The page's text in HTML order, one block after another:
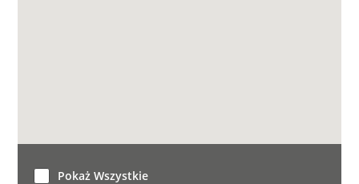
Pokaż Wszystkie